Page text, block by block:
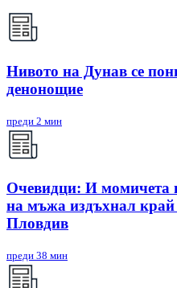
Нивото на Дунав се
денонощие
преди 2 мин
Очевидци: И момичета
на мъжа издъхнал
Пловдив
преди 38 мин